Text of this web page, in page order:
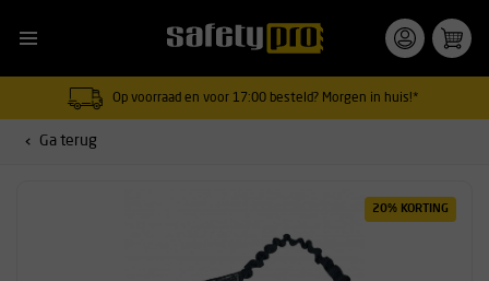
Op voorraad en voor 17:00 besteld? Morgen in huis!*
Ga terug
20% KORTING